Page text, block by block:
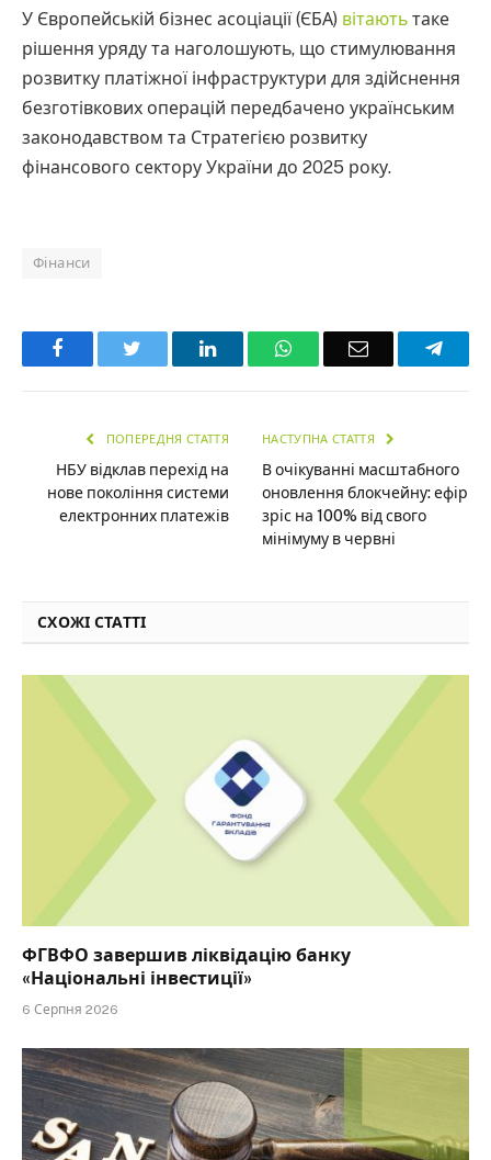
У Європейській бізнес асоціації (ЄБА) вітають таке
рішення уряду та наголошують, що стимулювання
розвитку платіжної інфраструктури для здійснення
безготівкових операцій передбачено українським
законодавством та Стратегією розвитку
фінансового сектору України до 2025 року.
Фінанси
Facebook LinkedInWhatsAppEmail
ПОПЕРЕДНЯ СТАТТЯ
НБУ відклав перехід на
нове покоління системи
електронних платежів
НАСТУПНА СТАТТЯ
В очікуванні масштабного
оновлення блокчейну: ефір
зріс на 100% від свого
мінімуму в червні
СХОЖІ СТАТТІ
ФГВФО завершив ліквідацію банку
«Національні інвестиції»
6 Серпня 2026